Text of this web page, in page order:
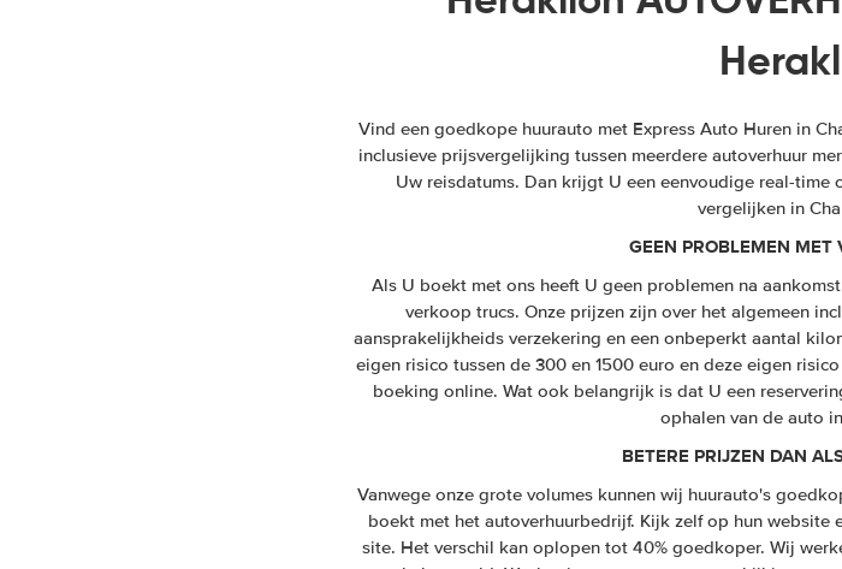
Vind een goedkope huurauto met Express Auto Huren in
inclusieve prijsvergelijking tussen meerdere autoverhuur
Uw reisdatums. Dan krijgt U een eenvoudige real-
vergelijken in
GEEN PROBLEMEN MET
Als U boekt met ons heeft U geen problemen na
verkoop trucs. Onze prijzen zijn over het algemeen
aansprakelijkheids verzekering en een onbeperkt aantal
eigen risico tussen de 300 en 1500 euro en deze eigen
boeking online. Wat ook belangrijk is dat U een
ophalen van de auto
BETERE PRIJZEN DAN
Vanwege onze grote volumes kunnen wij huurauto's
boekt met het autoverhuurbedrijf. Kijk zelf op hun
site. Het verschil kan oplopen tot 40% goedkoper. Wij